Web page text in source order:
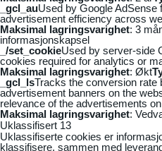
_gcl_auUsed by Google AdSense
advertisement efficiency across
Maksimal lagringsvarighet: 3
informasjonskapsel
_/set_cookieUsed by server-side
cookies required for analytics or
Maksimal lagringsvarighet: Økt
_gcl_lsTracks the conversion rate
advertisement banners on the
relevance of the advertisements
Maksimal lagringsvarighet:
Uklassifisert 13
Uklassifiserte cookies er
klassifisere, sammen med